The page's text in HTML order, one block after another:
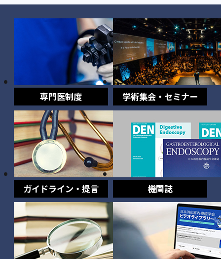
専門医制度 学術集会・セミナー
ガイドライン・提言 機関誌